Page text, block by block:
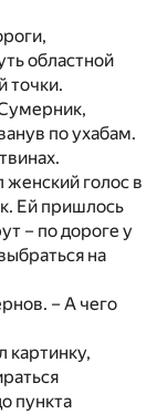
областной
точки.
по ухабам.
голос в
Ей пришлось
– по дороге у
на
– А чего
картинку,
пункта